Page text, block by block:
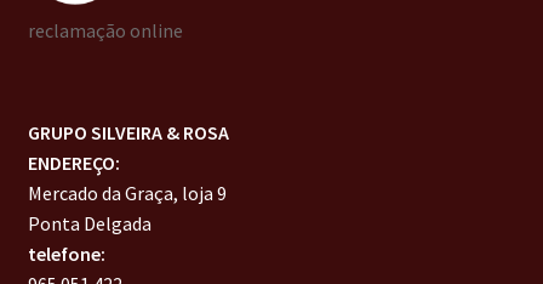
reclamação online
GRUPO SILVEIRA & ROSA
ENDEREÇO:
Mercado da Graça, loja 9
Ponta Delgada
telefone: